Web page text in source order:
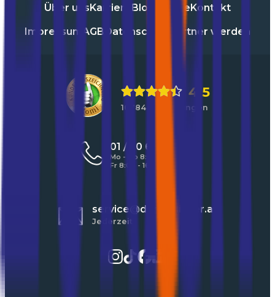
Über unsKarriere Blog PresseKontakt
Impressum AGB Datenschutz Partner werden
4,5
10784 Bewertungen
01 / 30 60 900 20
Mo - Do 8:00 - 17:00 Uhr
Fr 8:00 - 16:00 Uhr
service@durchblicker.at
Jederzeit